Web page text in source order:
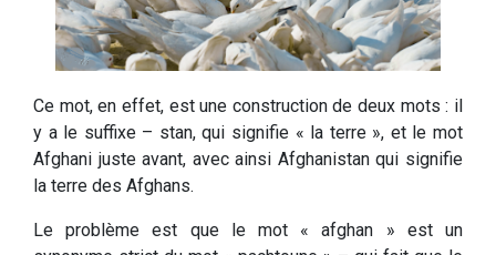
Ce mot, en effet, est une construction de deux mots : il
y a le suffixe – stan, qui signifie « la terre », et le mot
Afghani juste avant, avec ainsi Afghanistan qui signifie
la terre des Afghans.
Le problème est que le mot « afghan » est un